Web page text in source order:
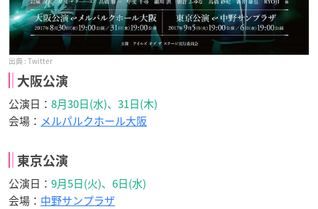
Twitter
大阪公演
公演日： 8月30日(水)、31日(木)
会場： メルパルクホール大阪
東京公演
公演日： 9月5日(火)、6日(水)
会場： 中野サンプラザ